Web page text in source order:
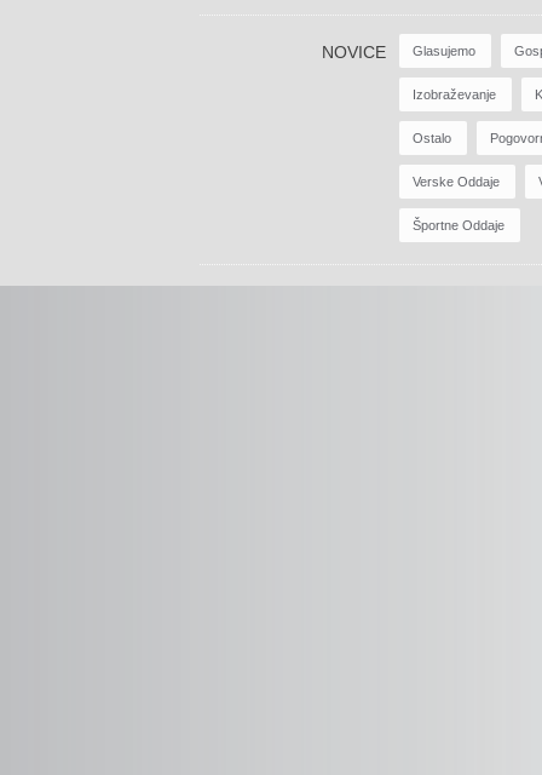
NOVICE Glasujemo
Izobraževanje
Ostalo
Verske Oddaje
Športne Oddaje